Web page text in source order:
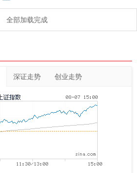
全部加载完成
深证走势 创业走势